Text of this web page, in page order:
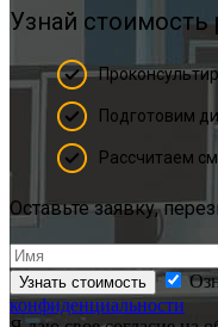
Узнай
Подготовим
Рассчитаем
Оставьте заявку,
Узнать стоимость
конфиденциальности